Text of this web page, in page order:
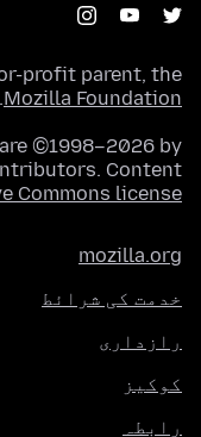
profit parent, the
Mozilla Foundation
.
©1998–2026 by
Content
Commons license
mozilla.org
خدمت کی شرائط
رازداری
کوکیز
رابطہ